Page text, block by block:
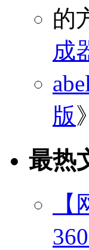
的
成
版》
最热